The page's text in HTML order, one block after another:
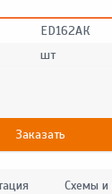
ED162АК
шт
Заказать
Схемы и